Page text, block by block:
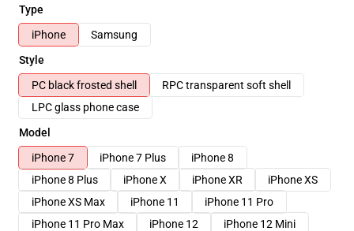
Type
iPhone
Samsung
Style
PC black frosted shell
RPC transparent soft shell
LPC glass phone case
Model
iPhone 7
iPhone 7 Plus
iPhone 8
iPhone 8 Plus
iPhone X iPhone XR
iPhone XS
iPhone XS Max
iPhone 11
iPhone 11 Pro
iPhone 11 Pro Max
iPhone 12
iPhone 12 Mini